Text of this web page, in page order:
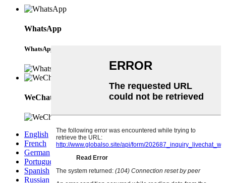
WhatsApp
WhatsApp
WeChat
English
French
German
Portuguese
Spanish
Russian